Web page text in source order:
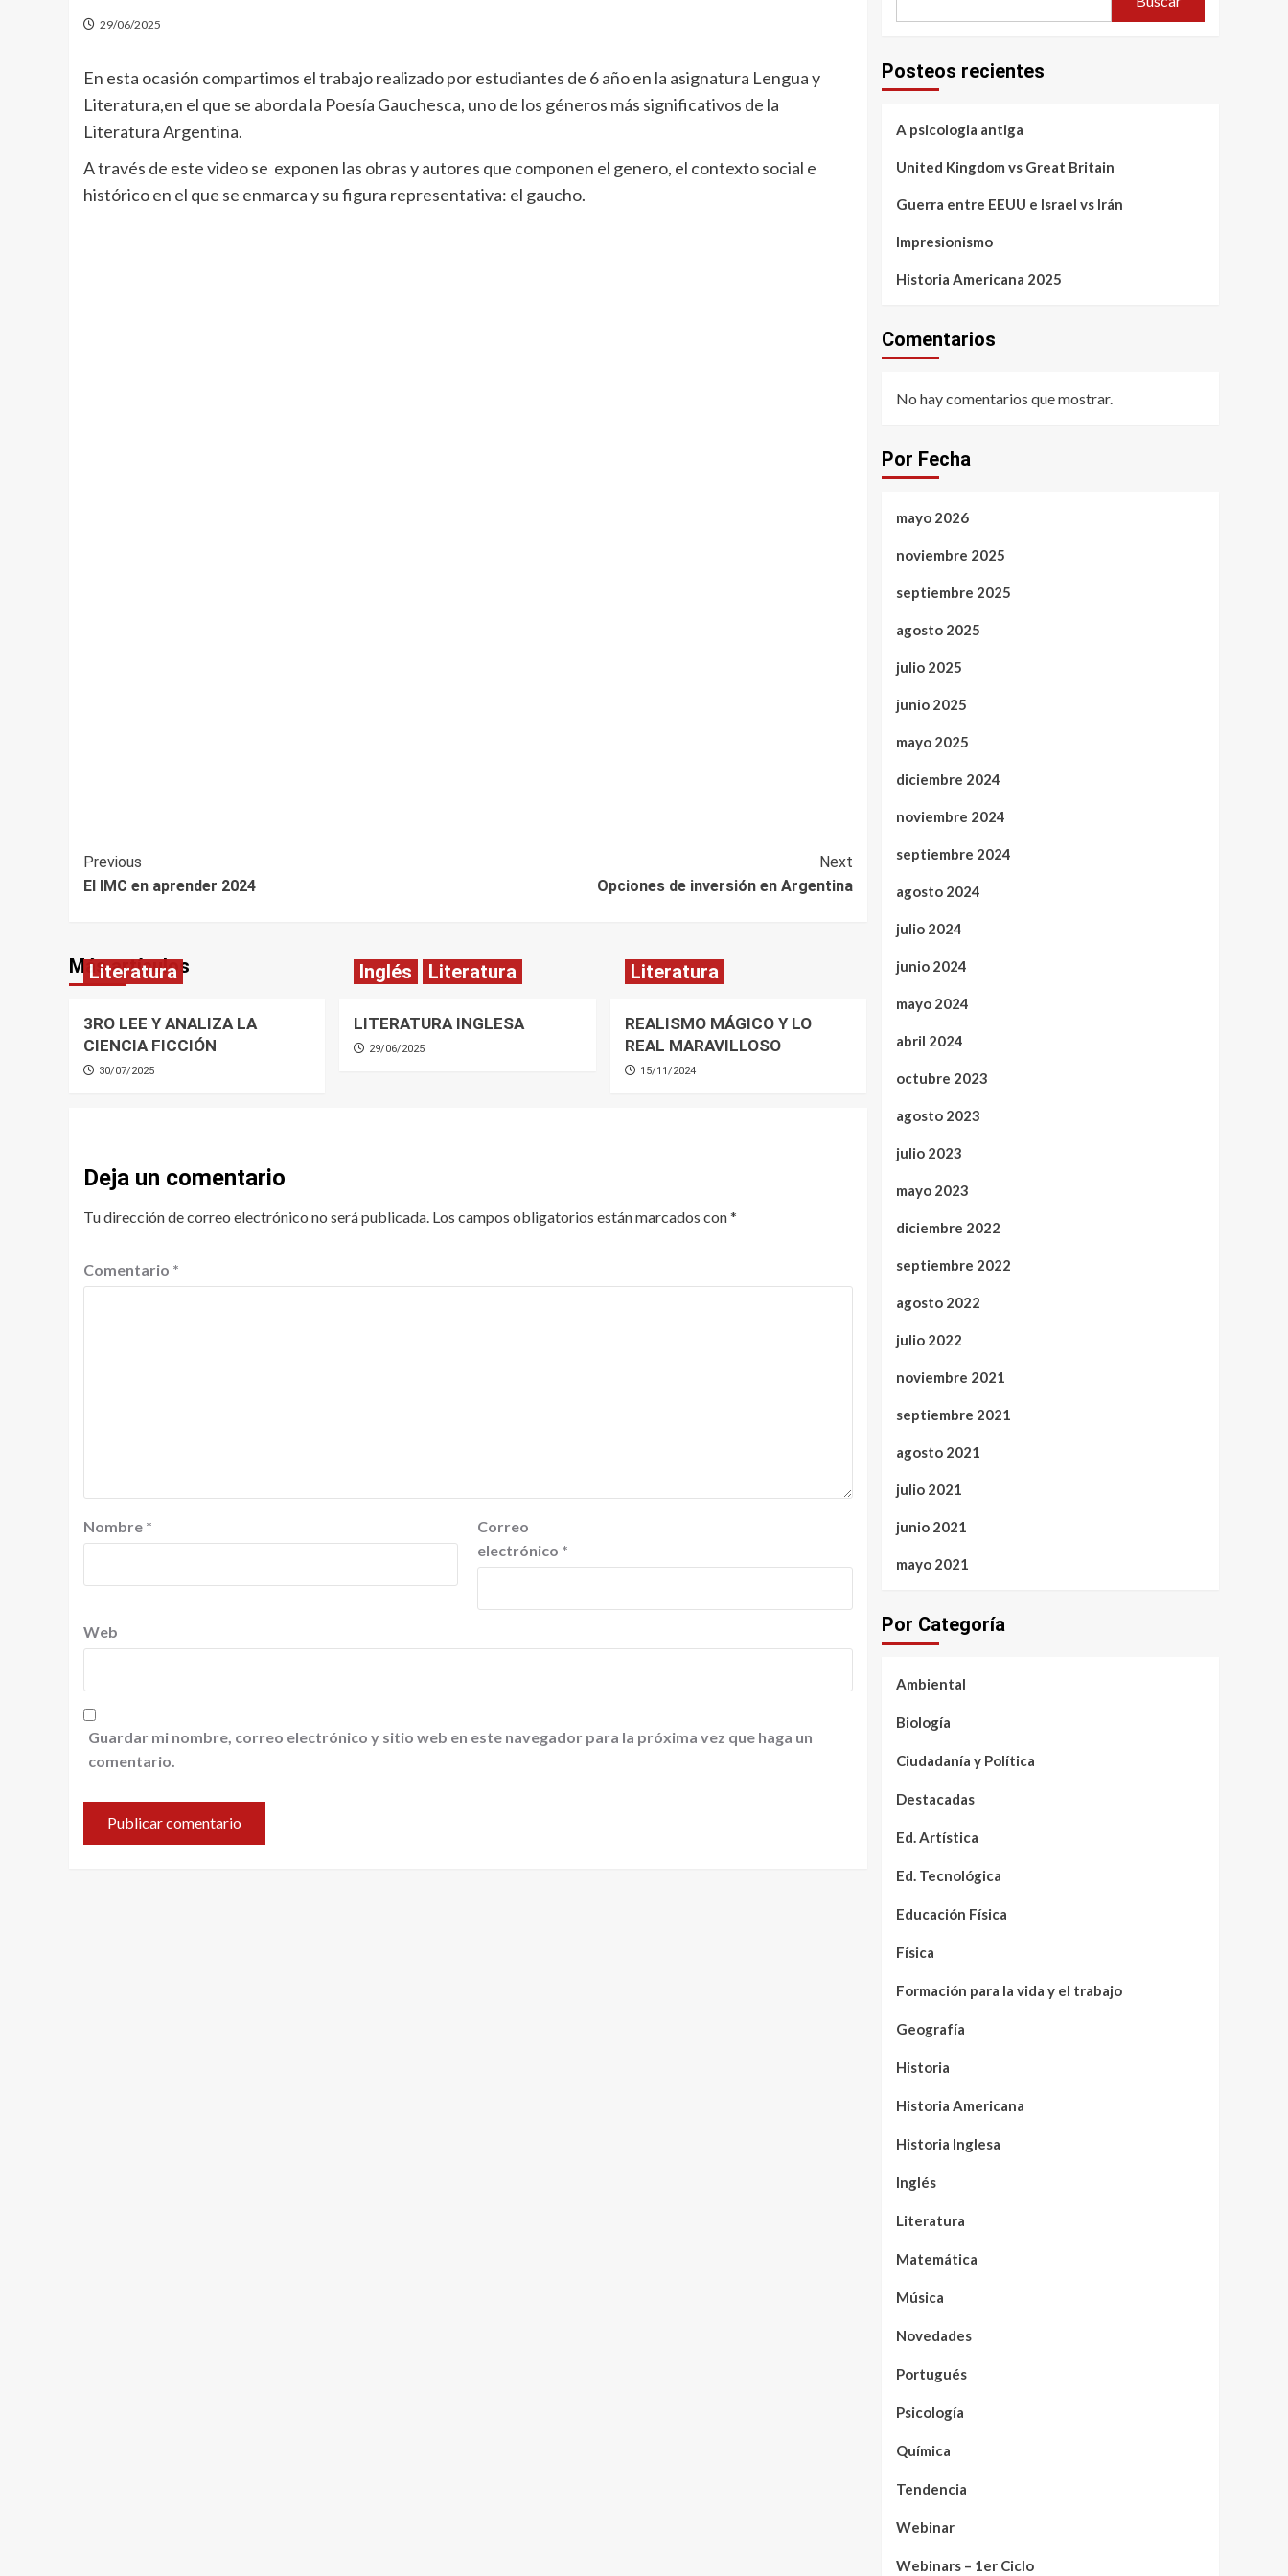
29/06/2025
En esta ocasión compartimos el trabajo realizado por estudiantes de 6 año en la asignatura Lengua y
Literatura,en el que se aborda la Poesía Gauchesca, uno de los géneros más significativos de la
Literatura Argentina.
A través de este video se exponen las obras y autores que componen el genero, el contexto social e
histórico en el que se enmarca y su figura representativa: el gaucho.
Post
Navigation
Previous
El IMC en aprender 2024
Next
Opciones de inversión en Argentina
Más artículos
Literatura
3RO LEE Y ANALIZA LA
CIENCIA FICCIÓN
30/07/2025
Inglés Literatura
LITERATURA INGLESA
29/06/2025
Literatura
REALISMO MÁGICO Y LO
REAL MARAVILLOSO
15/11/2024
Deja un comentario
Tu dirección de correo electrónico no será publicada. Los campos obligatorios están marcados con*
Comentario *
Nombre *
Correo
electrónico *
Web
Guardar mi nombre, correo electrónico y sitio web en este navegador para la próxima vez que haga un
comentario.
Posteos recientes
A psicologia antiga
United Kingdom vs Great Britain
Guerra entre EEUU e Israel vs Irán
Impresionismo
Historia Americana 2025
Comentarios
No hay comentarios que mostrar.
Por Fecha
mayo 2026
noviembre 2025
septiembre 2025
agosto 2025
julio 2025
junio 2025
mayo 2025
diciembre 2024
noviembre 2024
septiembre 2024
agosto 2024
julio 2024
junio 2024
mayo 2024
abril 2024
octubre 2023
agosto 2023
julio 2023
mayo 2023
diciembre 2022
septiembre 2022
agosto 2022
julio 2022
noviembre 2021
septiembre 2021
agosto 2021
julio 2021
junio 2021
mayo 2021
Por Categoría
Ambiental
Biología
Ciudadanía y Política
Destacadas
Ed. Artística
Ed. Tecnológica
Educación Física
Física
Formación para la vida y el trabajo
Geografía
Historia
Historia Americana
Historia Inglesa
Inglés
Literatura
Matemática
Música
Novedades
Portugués
Psicología
Química
Tendencia
Webinar
Webinars – 1er Ciclo